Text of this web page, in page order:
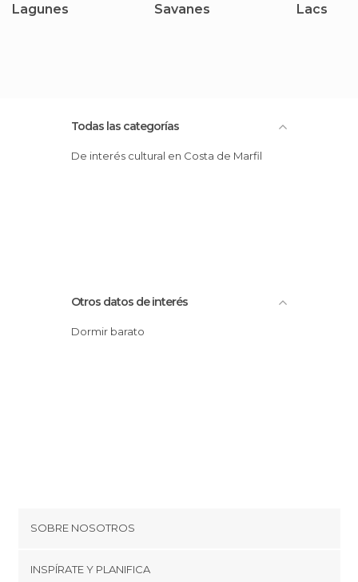
Lagunes Savanes Lacs
Todas las categorías
De interés cultural en Costa de Marfil
Otros datos de interés
Dormir barato
SOBRE NOSOTROS
Cookies
INSPÍRATE Y PLANIFICA